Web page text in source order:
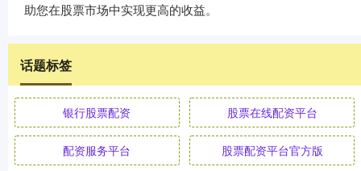
助您在股票市场中实现更高的收益。
话题标签
银行股票配资 股票在线配资平台
配资服务平台 股票配资平台官方版